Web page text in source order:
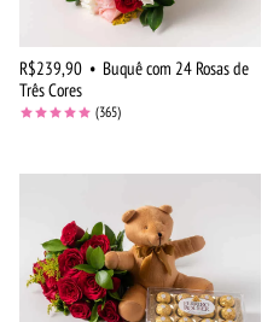
R$239,90 • Buquê com 24 Rosas de
Três Cores
(365)